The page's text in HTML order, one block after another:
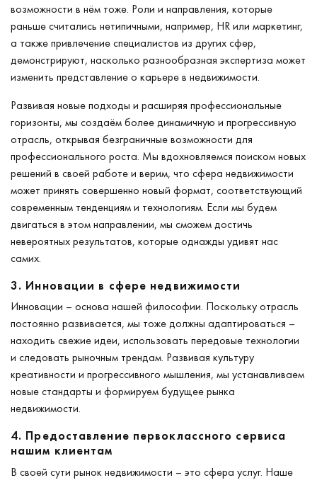
возможности в нём тоже. Роли и направления, которые
раньше считались нетипичными, например, HR или маркетинг,
а также привлечение специалистов из других сфер,
демонстрируют, насколько разнообразная экспертиза может
изменить представление о карьере в недвижимости.
Развивая новые подходы и расширяя профессиональные
горизонты, мы создаём более динамичную и прогрессивную
отрасль, открывая безграничные возможности для
профессионального роста. Мы вдохновляемся поиском новых
решений в своей работе и верим, что сфера недвижимости
может принять совершенно новый формат, соответствующий
современным тенденциям и технологиям. Если мы будем
двигаться в этом направлении, мы сможем достичь
невероятных результатов, которые однажды удивят нас
самих.
3. Инновации в сфере недвижимости
Инновации – основа нашей философии. Поскольку отрасль
постоянно развивается, мы тоже должны адаптироваться –
находить свежие идеи, использовать передовые технологии
и следовать рыночным трендам. Развивая культуру
креативности и прогрессивного мышления, мы устанавливаем
новые стандарты и формируем будущее рынка
недвижимости.
4. Предоставление первоклассного сервиса
нашим клиентам
В своей сути рынок недвижимости – это сфера услуг. Наше